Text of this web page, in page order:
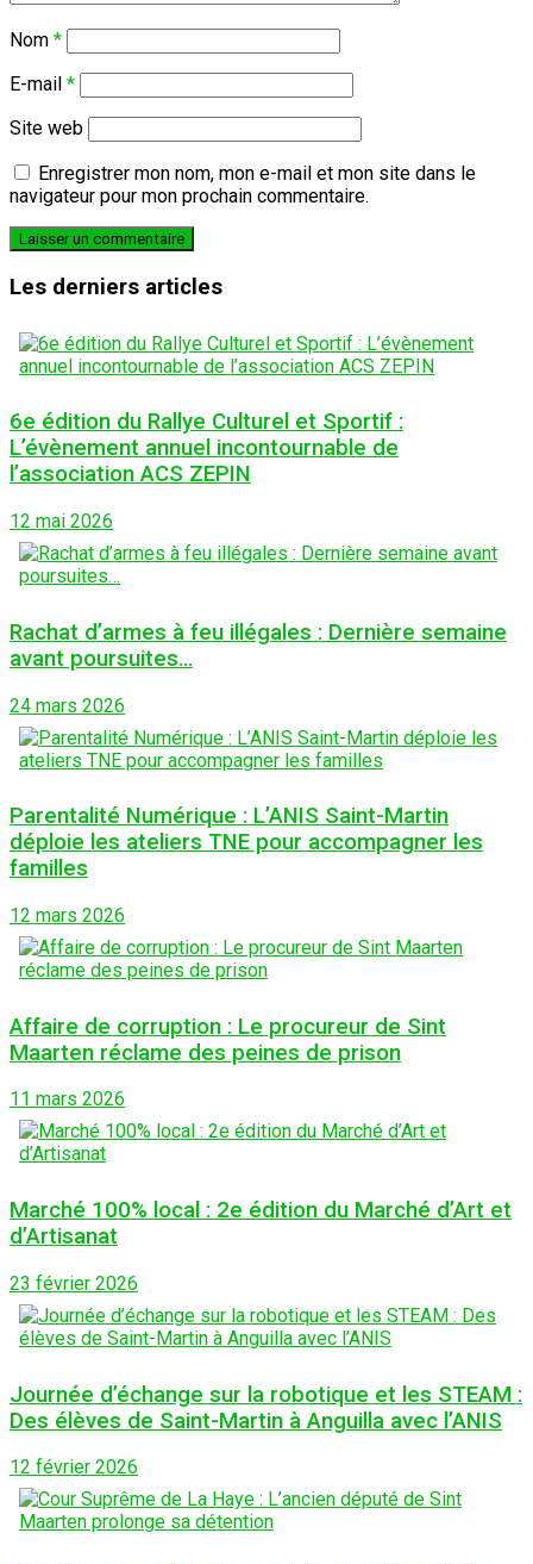
Nom *
E-mail *
Site web
Enregistrer mon nom, mon e-mail et mon site dans le
navigateur pour mon prochain commentaire.
Les derniers articles
6e édition du Rallye Culturel et Sportif :
L’évènement annuel incontournable de
l’association ACS ZEPIN
12 mai 2026
Rachat d’armes à feu illégales : Dernière semaine
avant poursuites…
24 mars 2026
Parentalité Numérique : L’ANIS Saint-Martin
déploie les ateliers TNE pour accompagner les
familles
12 mars 2026
Affaire de corruption : Le procureur de Sint
Maarten réclame des peines de prison
11 mars 2026
Marché 100% local : 2e édition du Marché d’Art et
d’Artisanat
23 février 2026
Journée d’échange sur la robotique et les STEAM :
Des élèves de Saint-Martin à Anguilla avec l’ANIS
12 février 2026